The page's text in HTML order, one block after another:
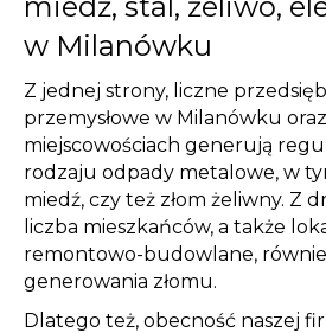
w Milanówku
Z jednej strony, liczne
przemysłowe w Milanówku
miejscowościach generują
rodzaju odpady metalowe, w
miedź, czy też złom żeliwny. Z
liczba mieszkańców, a także
remontowo-budowlane,
generowania złomu.
Dlatego też, obecność naszej